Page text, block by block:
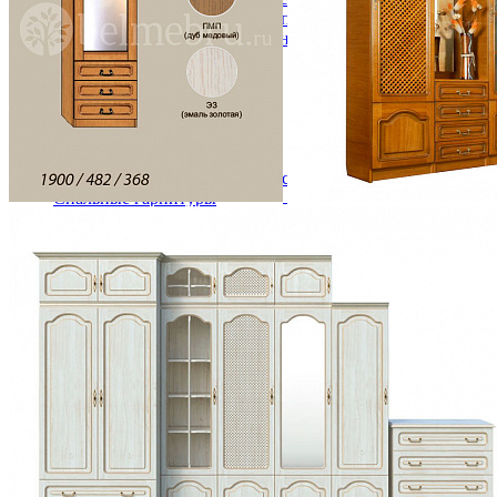
Кровати двуспальные с подъемным механизмом
Кровати полутороспальные с подъемным
Зеркала
Комоды
Кровати двуспальные
Кровати металлические
Решетки и настилы под матрас
Спальные гарнитуры
Тумбы прикроватные
Шкафы для одежды
Антресоли на шкаф
Полки и ящики в шкаф для одежды
Шкаф 1-дверный для одежды и белья
Шкафы 2-х дверные для одежды и белья
Шкафы 3-х дверные для одежды и белья
Шкафы 4-х дверные для одежды и белья
Шкафы 5-ти дверные для одежды и белья
Шкафы 6-ти дверные для одежды и белья
Шкафы купе для одежды и белья
Шкафы угловые для одежды и белья